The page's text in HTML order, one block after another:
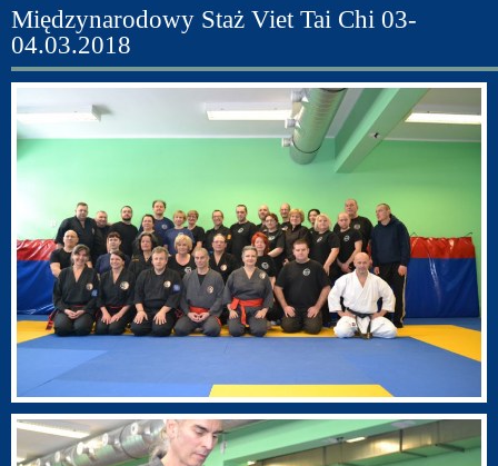
Międzynarodowy Staż Viet Tai Chi 03-
04.03.2018